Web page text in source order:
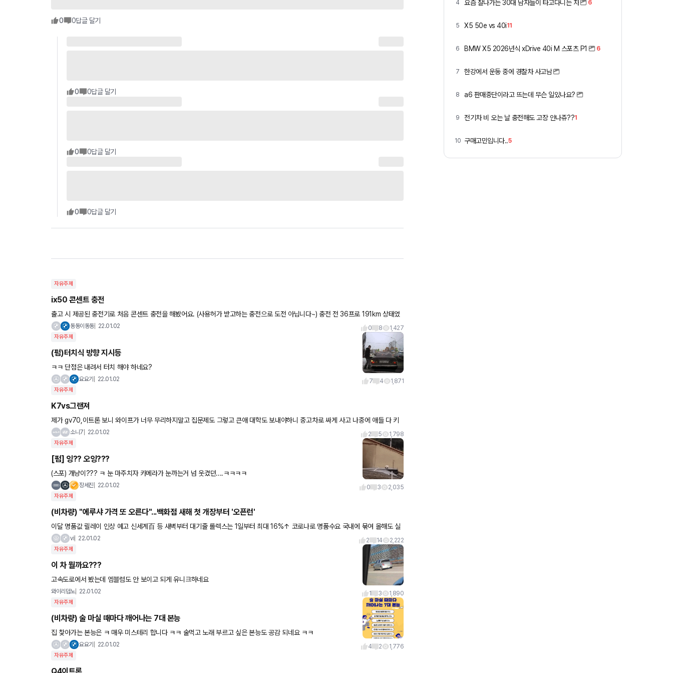
0 0답글 달기
0 0답글 달기
0 0답글 달기
0 0답글 달기
자유주제
ix50 콘센트 충전
출고 시 제공된 충전기로 처음 콘센트 충전을 해봤어요. (사용허가 받고하는 충전으로 도전 아닙니다~) 충전 전 36프로 191km 상태였
구요. 80퍼센트 목표로 .... 충전완료시간이 무려 3
동동이동동 22.01.02 0 8 1,427
자유주제
(펌)터치식 방향 지시등
ㅋㅋ 단점은 내려서 터치 해야 하네요?
요요기 22.01.02 7 4 1,871
자유주제
K7vs그랜져
제가 gv70,이트론 보니 와이프가 너무 무리하지말고 집문제도 그렇고 큰애 대학도 보내야하니 중고차로 싸게 사고 나중에 애들 다 키
우고 수입차로 가자고 해서 어쩔수없이..말 듣고 오늘 디오토몰 가서
소니7 22.01.02 2 5 1,798
자유주제
[펌] 잉?? 오잉???
(스포) 개냥이??? ㅋ 눈 마주치자 카메라가 눈까는거 넘 웃겼던....ㅋㅋㅋㅋ
장세진 22.01.02 0 3 2,035
자유주제
(비차량) "에루샤 가격 또 오른다"...백화점 새해 첫 개장부터 '오픈런'
이달 명품값 릴레이 인상 예고 신세계百 등 새벽부터 대기줄 롤렉스는 1일부터 최대 16%↑ 코로나로 명품수요 국내에 묶여 올해도 실
vi 22.01.02 2 14 2,222
자유주제
이 차 뭘까요???
고속도로에서 봤는데 엠블럼도 안 보이고 되게 유니크하네요
와이리덥노 22.01.02 1 3 1,890
자유주제
(비차량) 술 마실 때마다 깨어나는 7대 본능
집 찿아가는 본능은 ㅋ 매우 미스테리 합니다 ㅋㅋ 술먹고 노래 부르고 싶은 본능도 공감 되네요 ㅋㅋ
요요기 22.01.02 4 2 1,776
자유주제
4 요즘 잘나가는 30대 남자들이 타고다니는 차 6
5 X5 50e vs 40i11
6 BMW X5 2026년식 xDrive 40i M 스포츠 P1 6
7 한강에서 운동 중에 경찰차 사고남
8 a6 판매중단이라고 뜨는데 무슨 일있나요?
9 전기차 비 오는 날 충전해도 고장 안나쥬??1
10 구매고민입니다..5